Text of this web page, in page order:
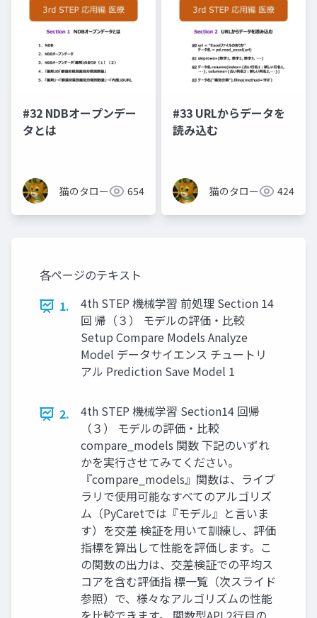
#32 NDBオープンデー
タとは
猫のタロー 654
#33 URLからデータを
読み込む
猫のタロー 424
各ページのテキスト
1.
4th STEP 機械学習 前処理 Section 14
回 帰（３） モデルの評価・比較
Setup Compare Models Analyze
Model データサイエンス チュートリ
アル Prediction Save Model 1
2.
4th STEP 機械学習 Section14 回帰
（３） モデルの評価・比較
compare_models 関数 下記のいずれ
かを実行させてみてください。
『compare_models』関数は、ライブ
ラリで使用可能なすべてのアルゴリズ
ム（PyCaretでは『モデル』と言いま
す）を交差 検証を用いて訓練し、評価
指標を算出して性能を評価します。こ
の関数の出力は、交差検証での平均ス
コアを含む評価指 標一覧（次スライド
参照）で、様々なアルゴリズムの性能